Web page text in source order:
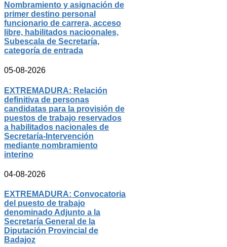
Nombramiento y asignación de
primer destino personal
funcionario de carrera, acceso
libre, habilitados nacioonales,
Subescala de Secretaría,
categoría de entrada
05-08-2026
EXTREMADURA: Relación
definitiva de personas
candidatas para la provisión de
puestos de trabajo reservados
a habilitados nacionales de
Secretaría-Intervención
mediante nombramiento
interino
04-08-2026
EXTREMADURA: Convocatoria
del puesto de trabajo
denominado Adjunto a la
Secretaría General de la
Diputación Provincial de
Badajoz